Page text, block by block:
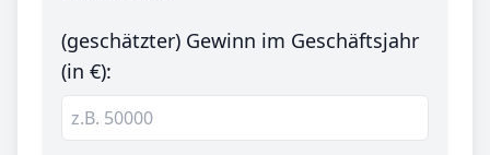
(geschätzter) Gewinn im Geschäftsjahr
(in €):